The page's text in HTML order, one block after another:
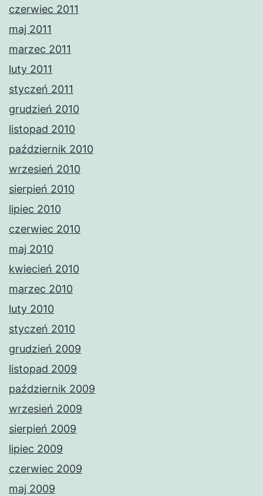
czerwiec 2011
maj 2011
marzec 2011
luty 2011
styczeń 2011
grudzień 2010
listopad 2010
październik 2010
wrzesień 2010
sierpień 2010
lipiec 2010
czerwiec 2010
maj 2010
kwiecień 2010
marzec 2010
luty 2010
styczeń 2010
grudzień 2009
listopad 2009
październik 2009
wrzesień 2009
sierpień 2009
lipiec 2009
czerwiec 2009
maj 2009